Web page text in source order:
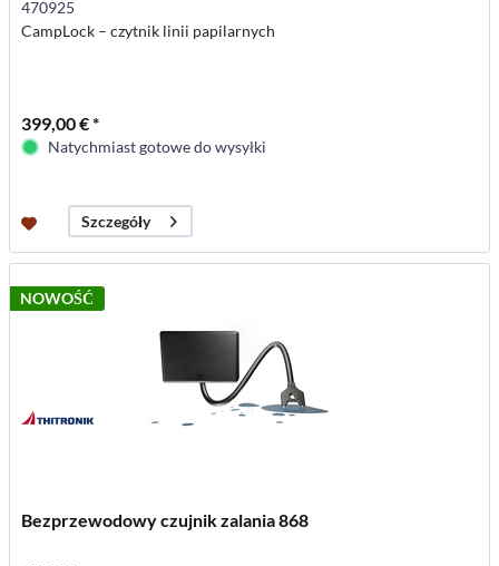
470925
CampLock – czytnik linii papilarnych
399,00 € *
Natychmiast gotowe do wysyłki
Szczegóły
NOWOŚĆ
Bezprzewodowy czujnik zalania 868